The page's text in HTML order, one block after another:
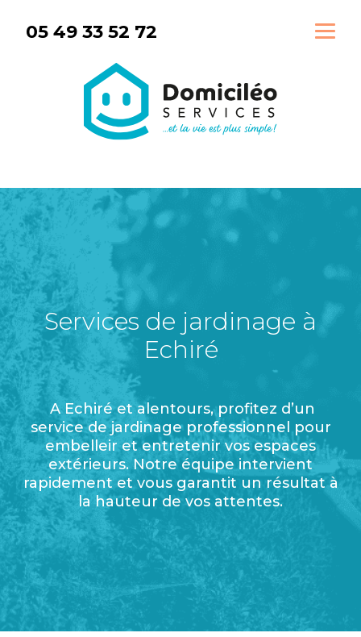
05 49 33 52 72
Services de jardinage à
Echiré
A Echiré et alentours, profitez d’un
service de jardinage professionnel pour
embelleir et entretenir vos espaces
extérieurs. Notre équipe intervient
rapidement et vous garantit un résultat à
la hauteur de vos attentes.